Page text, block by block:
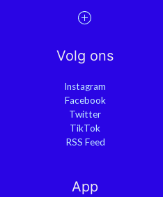
Volg ons
Instagram
Facebook
Twitter
TikTok
RSS Feed
App